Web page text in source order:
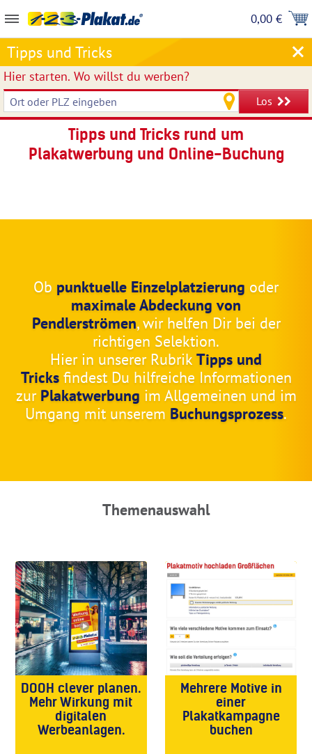
0,00 €
Tipps und Tricks
Hier starten. Wo willst du werben?
Los
Tipps und Tricks rund um
Plakatwerbung und Online-Buchung
Ob punktuelle Einzelplatzierung oder
maximale Abdeckung von
Pendlerströmen, wir helfen Dir bei der
richtigen Selektion.
Hier in unserer Rubrik Tipps und
Tricksfindest Du hilfreiche Informationen
zur Plakatwerbung im Allgemeinen und im
Umgang mit unserem Buchungsprozess.
Themenauswahl
DOOH clever planen.
Mehr Wirkung mit
digitalen
Werbeanlagen.
Mehrere Motive in
einer
Plakatkampagne
buchen